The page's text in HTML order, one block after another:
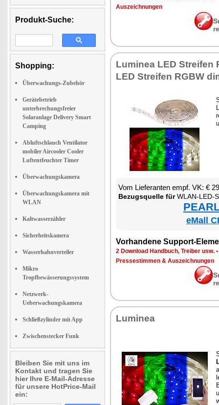
Produkt-Suche:
Shopping:
Überwachungs-Zubehör
Gerätebetrieb
unterbrechungsfreier
Solaranlage Delivery Smart
Camping
Abluftschlauch Ventilator
mobiler Aircooler Cooler
Luftentfeuchter Timer
Überwachungskamera
Überwachungskamera mit
WLAN
Kaltwasserzähler
Sicherheitskamera
Wasserhahnverteiler
Mikro
Tropfbewässerungssystem
Netzwerk-
Ueberwachungskamera
Schließzylinder mit App
Zwischenstecker Funk
Bleiben Sie mit uns im
Kontakt und tragen Sie
hier Ihre E-Mail-Adresse
für unsere HotPrice-Mail
ein:
Aus­zeich­nun­gen
Lu­mi­nea LED Strei­fen
LED Strei­fen RGBW
Vom Lie­fe­ran­ten empf. VK: €
Be­zugs­quel­le fürWLAN-LED-
eMall
Vor­han­de­ne Sup­port-
2 Down­load Hand­buch, Trei­ber usw. •
Pres­se­stim­men & Aus­zeich­nun­gen
Lu­mi­nea